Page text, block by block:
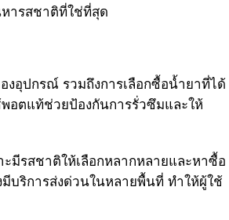
ารสชาติที่ใช่ที่สุด
งอุปกรณ์ รวมถึงการเลือกซื้อน้ำยาที่ได้
อตแท้ช่วยป้องกันการรั่วซึมและให้
ะมีรสชาติให้เลือกหลากหลายและหาซื้อ
บริการส่งด่วนในหลายพื้นที่ ทำให้ผู้ใช้